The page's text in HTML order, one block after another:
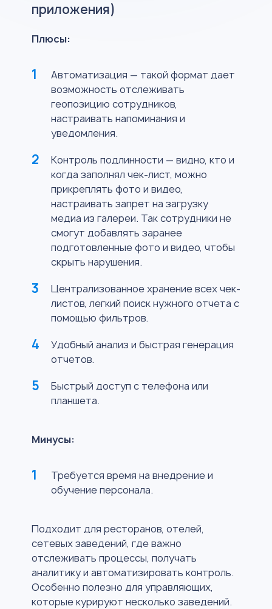
приложения)
Плюсы:
Автоматизация — такой формат дает
возможность отслеживать
геопозицию сотрудников,
настраивать напоминания и
уведомления.
Контроль подлинности — видно, кто и
когда заполнял чек-лист, можно
прикреплять фото и видео,
настраивать запрет на загрузку
медиа из галереи. Так сотрудники не
смогут добавлять заранее
подготовленные фото и видео, чтобы
скрыть нарушения.
Централизованное хранение всех чек-
листов, легкий поиск нужного отчета с
помощью фильтров.
Удобный анализ и быстрая генерация
отчетов.
Быстрый доступ с телефона или
планшета.
Минусы:
Требуется время на внедрение и
обучение персонала.
Подходит для ресторанов, отелей,
сетевых заведений, где важно
отслеживать процессы, получать
аналитику и автоматизировать контроль.
Особенно полезно для управляющих,
которые курируют несколько заведений.